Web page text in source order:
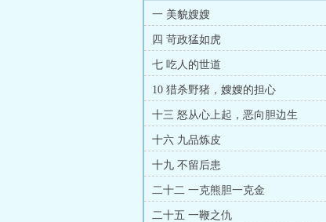
一 美貌嫂嫂
四 苛政猛如虎
七 吃人的世道
10 猎杀野猪，嫂嫂的担心
十三 怒从心上起，恶向胆边生
十六 九品炼皮
十九 不留后患
二十二 一克熊胆一克金
二十五 一鞭之仇